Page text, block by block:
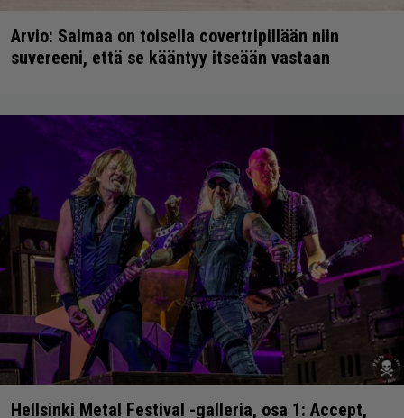
Arvio: Saimaa on toisella covertripillään niin
suvereeni, että se kääntyy itseään vastaan
Hellsinki Metal Festival -galleria, osa 1: Accept,